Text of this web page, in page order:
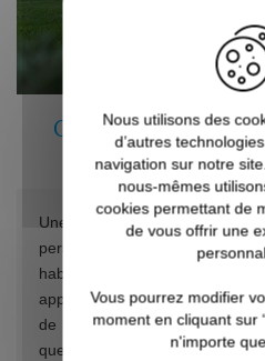
CHOISIR LE VERRE
Une brise-vue en verre vous
personnelle à votre
habitation et, ainsi, de créer
apporter à vos espaces
de le combiner à d’autres
que le bois, l’aluminium ou
Nous utilisons des
d’autres
navigation sur notre
nous-mêmes
cookies permettant de
de vous offrir une
Vous pourrez modifier
moment en cliquant sur
n'importe